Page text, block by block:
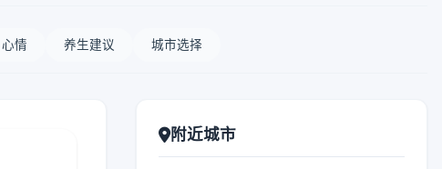
心情 养生建议 城市选择
附近城市